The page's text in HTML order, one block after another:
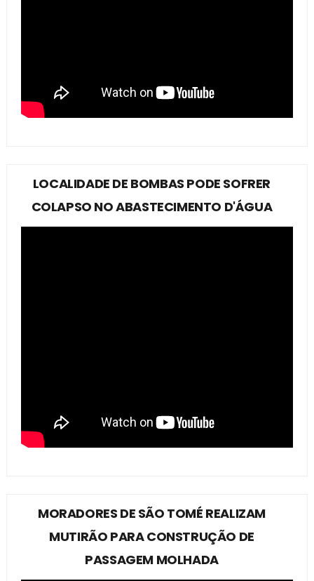
LOCALIDADE DE BOMBAS PODE SOFRER
COLAPSO NO ABASTECIMENTO D'ÁGUA
MORADORES DE SÃO TOMÉ REALIZAM
MUTIRÃO PARA CONSTRUÇÃO DE
PASSAGEM MOLHADA